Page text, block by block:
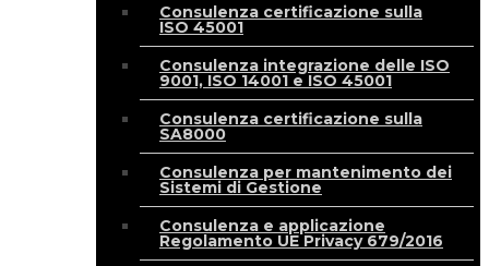
Consulenza certificazione sulla
ISO 45001
Consulenza integrazione delle ISO
9001, ISO 14001 e ISO 45001
Consulenza certificazione sulla
SA8000
Consulenza per mantenimento dei
Sistemi di Gestione
Consulenza e applicazione
Regolamento UE Privacy 679/2016